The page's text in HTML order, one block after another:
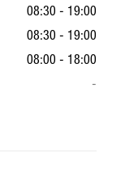
08:30 - 19:00
08:30 - 19:00
08:00 - 18:00
-